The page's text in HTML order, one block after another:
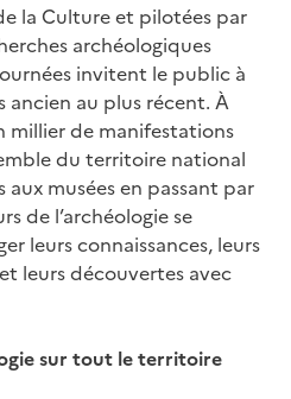
la Culture et pilotées par
archéologiques
invitent le public à
ancien au plus récent. À
millier de manifestations
du territoire national
musées en passant par
de l’archéologie se
leurs connaissances, leurs
leurs découvertes avec
sur tout le territoire